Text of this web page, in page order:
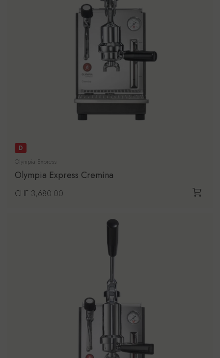
D
Olympia Express
Olympia Express Cremina
Prezzo di listino
CHF 3,680.00